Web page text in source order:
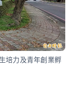
培力及青年創業孵